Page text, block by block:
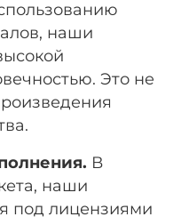
наши
. Это не
В
наши
под лицензиями